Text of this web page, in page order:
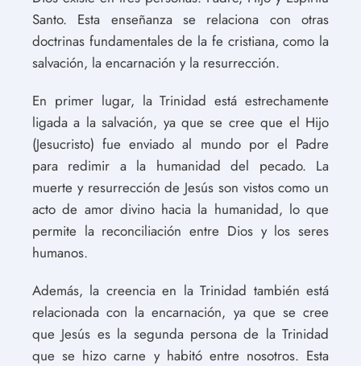
Santo. Esta enseñanza se relaciona con otras
doctrinas fundamentales de la fe cristiana, como la
salvación, la encarnación y la resurrección.
En primer lugar, la Trinidad está estrechamente
ligada a la salvación, ya que se cree que el Hijo
(Jesucristo) fue enviado al mundo por el Padre
para redimir a la humanidad del pecado. La
muerte y resurrección de Jesús son vistos como un
acto de amor divino hacia la humanidad, lo que
permite la reconciliación entre Dios y los seres
humanos.
Además, la creencia en la Trinidad también está
relacionada con la encarnación, ya que se cree
que Jesús es la segunda persona de la Trinidad
que se hizo carne y habitó entre nosotros. Esta